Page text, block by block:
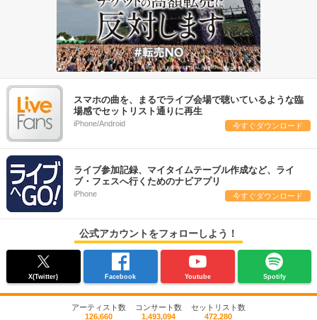
スマホの曲を、まるでライブ会場で聴いているような臨
場感でセットリスト通りに再生
iPhone/Android 今すぐダウンロード
ライブ参加記録、マイタイムテーブル作成など、ライ
ブ・フェスへ行くためのナビアプリ
iPhone 今すぐダウンロード
公式アカウントをフォローしよう！
X(Twitter) Facebook Youtube Spotify
アーティスト数
126,660
コンサート数
1,493,094
セットリスト数
472,280